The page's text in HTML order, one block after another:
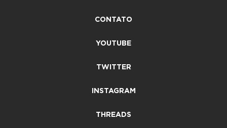
CONTATO
YOUTUBE
TWITTER
INSTAGRAM
THREADS